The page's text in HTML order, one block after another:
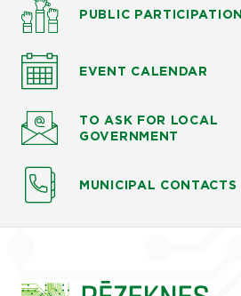
PUBLIC PARTICIPATION
EVENT CALENDAR
TO ASK FOR LOCAL
GOVERNMENT
MUNICIPAL CONTACTS